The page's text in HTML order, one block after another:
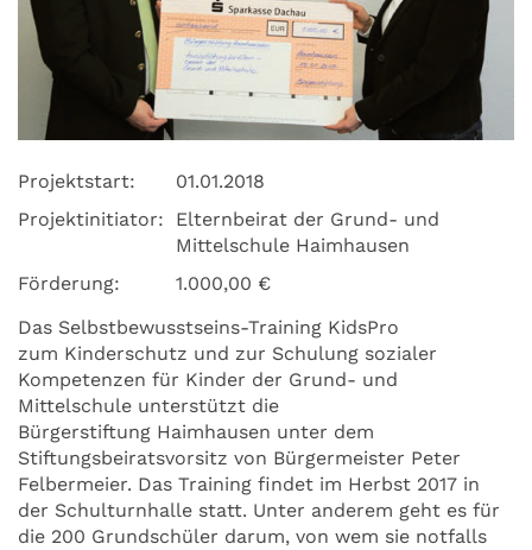
Projektstart:
01.01.2018
Projektinitiator:
Elternbeirat der Grund- und
Mittelschule Haimhausen
Förderung:
1.000,00 €
Das Selbstbewusstseins-Training KidsPro
zum Kinderschutz und zur Schulung sozialer
Kompetenzen für Kinder der Grund- und
Mittelschule unterstützt die
Bürgerstiftung Haimhausen unter dem
Stiftungsbeiratsvorsitz von Bürgermeister Peter
Felbermeier. Das Training findet im Herbst 2017 in
der Schulturnhalle statt. Unter anderem geht es für
die 200 Grundschüler darum, von wem sie notfalls